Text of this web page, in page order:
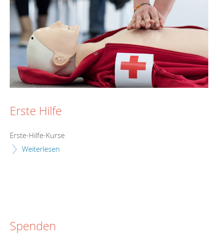
Erste Hilfe
Erste-Hilfe-Kurse
Weiterlesen
Spenden